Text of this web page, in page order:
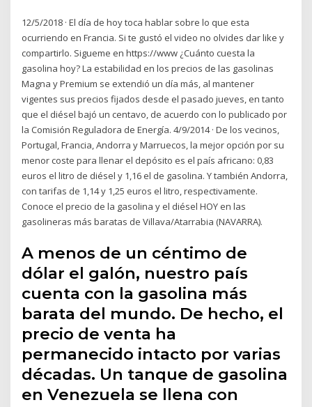
12/5/2018 · El día de hoy toca hablar sobre lo que esta
ocurriendo en Francia. Si te gustó el video no olvides dar like y
compartirlo. Sigueme en https://www ¿Cuánto cuesta la
gasolina hoy? La estabilidad en los precios de las gasolinas
Magna y Premium se extendió un día más, al mantener
vigentes sus precios fijados desde el pasado jueves, en tanto
que el diésel bajó un centavo, de acuerdo con lo publicado por
la Comisión Reguladora de Energía. 4/9/2014 · De los vecinos,
Portugal, Francia, Andorra y Marruecos, la mejor opción por su
menor coste para llenar el depósito es el país africano: 0,83
euros el litro de diésel y 1,16 el de gasolina. Y también Andorra,
con tarifas de 1,14 y 1,25 euros el litro, respectivamente.
Conoce el precio de la gasolina y el diésel HOY en las
gasolineras más baratas de Villava/Atarrabia (NAVARRA).
A menos de un céntimo de
dólar el galón, nuestro país
cuenta con la gasolina más
barata del mundo. De hecho, el
precio de venta ha
permanecido intacto por varias
décadas. Un tanque de gasolina
en Venezuela se llena con